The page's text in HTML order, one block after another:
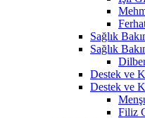
Sağlık
Sağlık
Destek ve
Destek ve
Filiz